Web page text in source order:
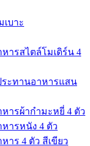
บาะ
หารสไตล์โมเดิร์น 4
ระทานอาหารแสน
หารผ้ากำมะหยี่ 4 ตัว
หารหนัง 4 ตัว
าร 4 ตัว สีเขียว